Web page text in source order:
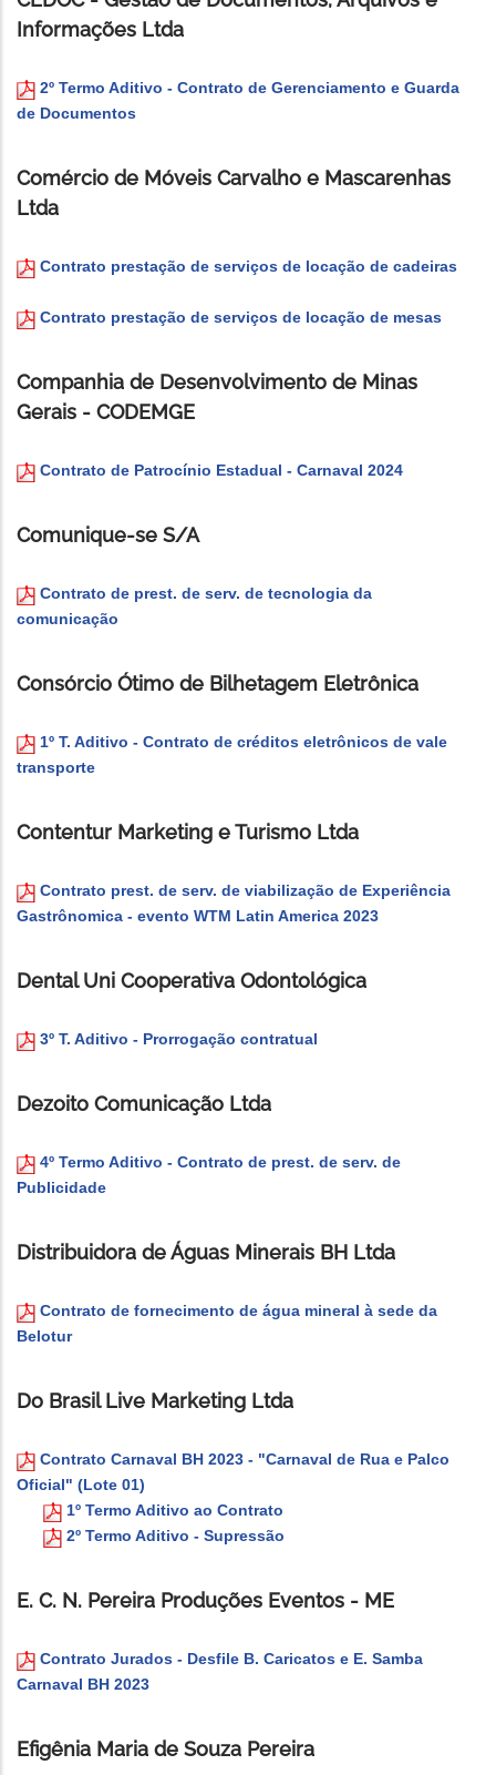
Informações Ltda
2º Termo Aditivo - Contrato de Gerenciamento e Guarda
de Documentos
Comércio de Móveis Carvalho e Mascarenhas
Ltda
Contrato prestação de serviços de locação de cadeiras
Contrato prestação de serviços de locação de mesas
Companhia de Desenvolvimento de Minas
Gerais - CODEMGE
Contrato de Patrocínio Estadual - Carnaval 2024
Comunique-se S/A
Contrato de prest. de serv. de tecnologia da
comunicação
Consórcio Ótimo de Bilhetagem Eletrônica
1º T. Aditivo - Contrato de créditos eletrônicos de vale
transporte
Contentur Marketing e Turismo Ltda
Contrato prest. de serv. de viabilização de Experiência
Gastrônomica - evento WTM Latin America 2023
Dental Uni Cooperativa Odontológica
3º T. Aditivo - Prorrogação contratual
Dezoito Comunicação Ltda
4º Termo Aditivo - Contrato de prest. de serv. de
Publicidade
Distribuidora de Águas Minerais BH Ltda
Contrato de fornecimento de água mineral à sede da
Belotur
Do Brasil Live Marketing Ltda
Contrato Carnaval BH 2023 - "Carnaval de Rua e Palco
Oficial" (Lote 01)
1º Termo Aditivo ao Contrato
2º Termo Aditivo - Supressão
E. C. N. Pereira Produções Eventos - ME
Contrato Jurados - Desfile B. Caricatos e E. Samba
Carnaval BH 2023
Efigênia Maria de Souza Pereira